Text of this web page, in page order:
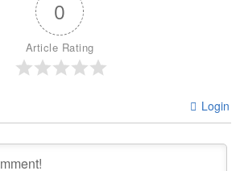
0
Article Rating
Login